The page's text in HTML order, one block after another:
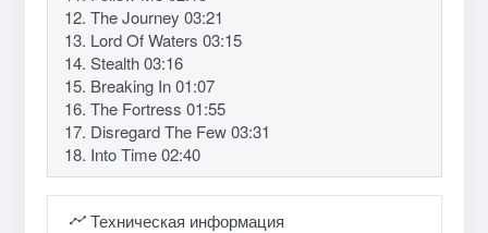
12. The Journey 03:21
13. Lord Of Waters 03:15
14. Stealth 03:16
15. Breaking In 01:07
16. The Fortress 01:55
17. Disregard The Few 03:31
18. Into Time 02:40
Техническая информация